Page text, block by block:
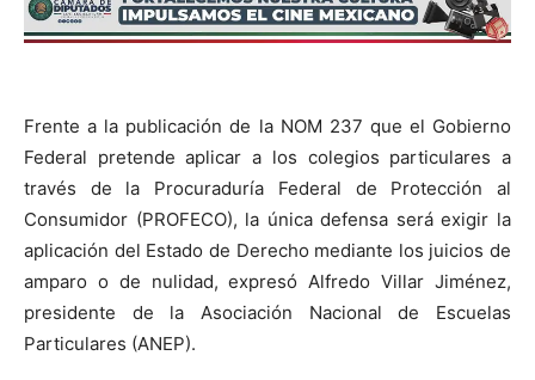
Frente a la publicación de la NOM 237 que el Gobierno
Federal pretende aplicar a los colegios particulares a
través de la Procuraduría Federal de Protección al
Consumidor (PROFECO), la única defensa será exigir la
aplicación del Estado de Derecho mediante los juicios de
amparo o de nulidad, expresó Alfredo Villar Jiménez,
presidente de la Asociación Nacional de Escuelas
Particulares (ANEP).